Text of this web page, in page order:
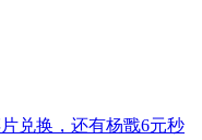
兑换，还有杨戬6元秒